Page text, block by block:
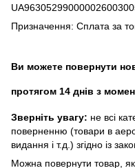
Призначення: Сплата за
Ви можете повернути
протягом 14 днів з
Зверніть увагу: не всі
поверненню (товари в
видання і т.д.) згідно із
Можна повернути товар,